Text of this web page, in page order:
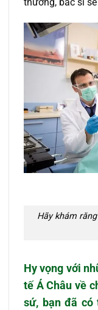
Hãy khám
Hy vọng với
tế Á Châu về
sứ, bạn đã